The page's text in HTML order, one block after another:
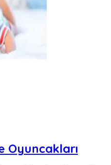
Oyuncakları